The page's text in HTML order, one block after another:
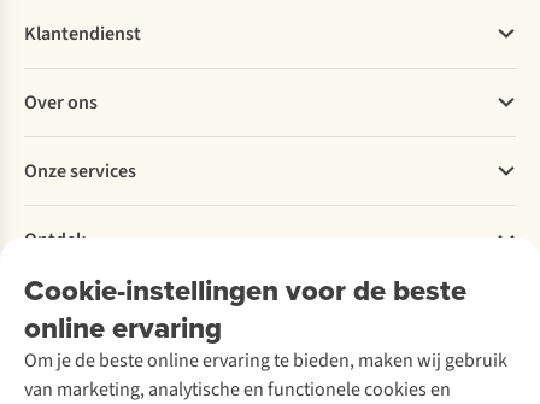
Cookie-instellingen voor de beste
online ervaring
Om je de beste online ervaring te bieden, maken wij gebruik
van marketing, analytische en functionele cookies en
Klantendienst
Bestellen
Betalen
Levering
Retourneren
Bestelling herroepen
Garantie
Contact
Over ons
Explore More
Verantwoord ondernemen
Over Ayacucho
Onze winkels
Over A.S.Adventure
Toegankelijkheidsverklaring
Onze services
Ski-onderhoud
Wasservice
Schoenonderhoud
Schoenherstelling
Ontdek
A.S.Magazine
Podcast
Explore Academy
Explore Camp
Meld je aan voor de nieuwsbrief